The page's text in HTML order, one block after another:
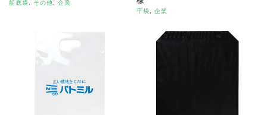
船底袋 その他 企業
平袋 企業